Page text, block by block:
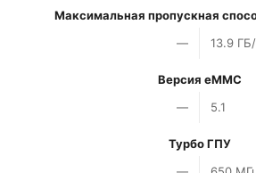
Максимальная пропускная
—
13.9
Версия eMMC
—
5.1
Турбо ГПУ